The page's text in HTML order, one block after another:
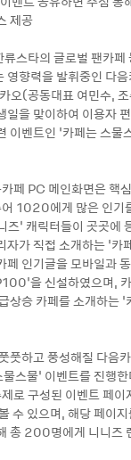
제공
타의 글로벌 팬카페
영향력을 발휘중인 다
오(공동대표 여민수,
일을 맞이하여 이용자
이벤트인 ‘카페는 스물
페 PC 메인화면은 핵
1020에게 많은 인기
즈’ 캐릭터들이 곳곳에
자가 직접 소개하는 ‘카
페 인기글을 모바일과
을 신설하였으며,
상승 카페를 소개하는 ‘
풋하고 풍성해질 다음
스물’ 이벤트를 진행
로 구성된 이벤트 페이
수 있으며, 해당 페이
총 200명에게 니니즈